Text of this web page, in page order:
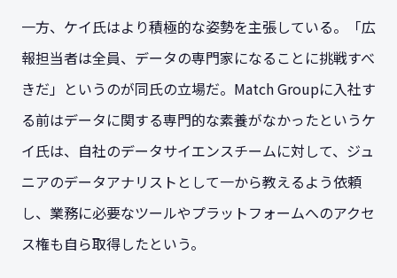
一方、ケイ氏はより積極的な姿勢を主張している。「広
報担当者は全員、データの専門家になることに挑戦すべ
きだ」というのが同氏の立場だ。Match Groupに入社す
る前はデータに関する専門的な素養がなかったというケ
イ氏は、自社のデータサイエンスチームに対して、ジュ
ニアのデータアナリストとして一から教えるよう依頼
し、業務に必要なツールやプラットフォームへのアクセ
ス権も自ら取得したという。